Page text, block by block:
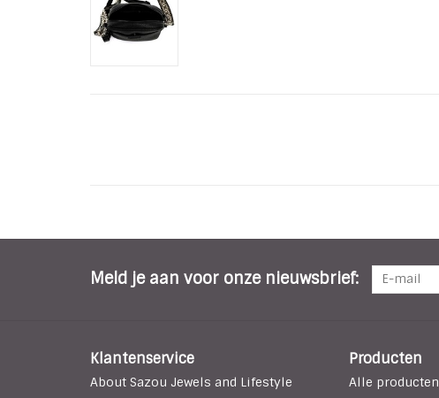
Meld je aan voor onze nieuwsbrief:
Klantenservice
About Sazou Jewels and Lifestyle
Producten
Alle producten